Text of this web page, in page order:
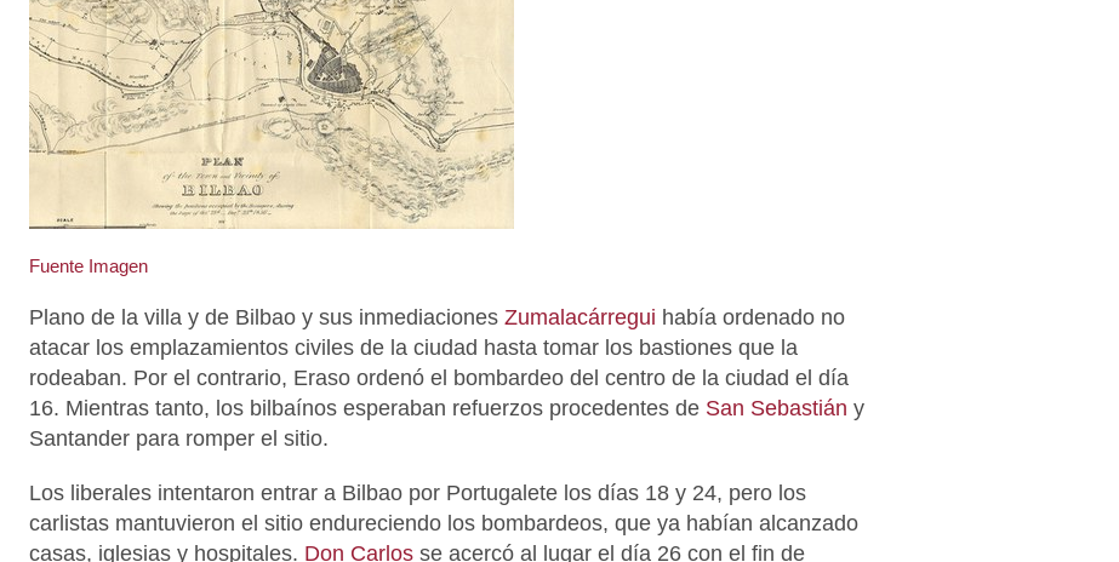
Fuente Imagen
Plano de la villa y de Bilbao y sus inmediaciones Zumalacárregui había ordenado no
atacar los emplazamientos civiles de la ciudad hasta tomar los bastiones que la
rodeaban. Por el contrario, Eraso ordenó el bombardeo del centro de la ciudad el día
16. Mientras tanto, los bilbaínos esperaban refuerzos procedentes deSan Sebastián y
Santander para romper el sitio.
Los liberales intentaron entrar a Bilbao por Portugalete los días 18 y 24, pero los
carlistas mantuvieron el sitio endureciendo los bombardeos, que ya habían alcanzado
casas, iglesias y hospitales. Don Carlosse acercó al lugar el día 26 con el fin de